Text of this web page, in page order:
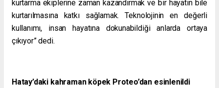
kurtarma ekiplerine zaman kazandırmak ve bir hayatın bile
kurtarılmasına katkı sağlamak. Teknolojinin en değerli
kullanımı, insan hayatına dokunabildiği anlarda ortaya
çıkıyor” dedi.
Hatay’daki kahraman köpek Proteo’dan esinlenildi